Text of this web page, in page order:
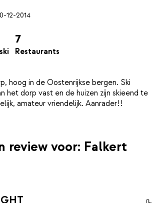
12-2014
7
Restaurants
hoog in de Oostenrijkse bergen. Ski
het dorp vast en de huizen zijn skieend te
review voor: Falkert